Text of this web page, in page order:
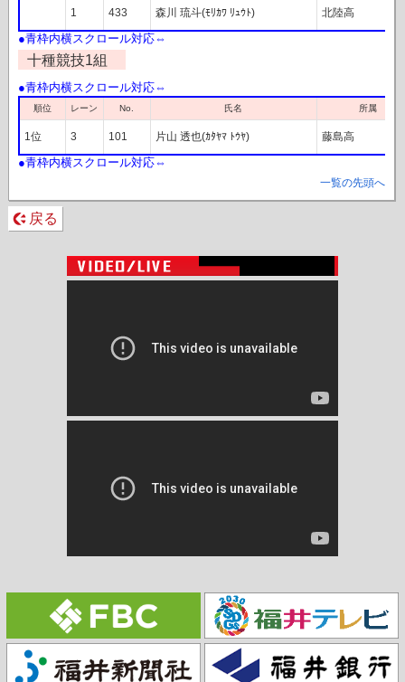
1 433 森川 琉斗(ﾓﾘｶﾜ ﾘｭｳﾄ) 北陸高
十種競技1組
順位 レーン No. 氏名 所属
1位 3 101 片山 透也(ｶﾀﾔﾏ ﾄｳﾔ) 藤島高
一覧の先頭へ
戻る